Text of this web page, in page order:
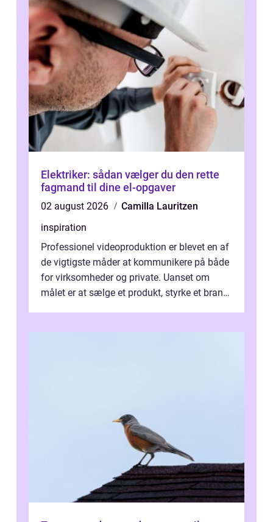
Elektriker: sådan vælger du den rette
fagmand til dine el-opgaver
02 august 2026
Camilla Lauritzen
inspiration
Professionel videoproduktion er blevet en af
de vigtigste måder at kommunikere på både
for virksomheder og private. Uanset om
målet er at sælge et produkt, styrke et brand,